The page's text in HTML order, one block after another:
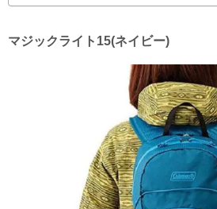
マジックライト15(ネイビー)